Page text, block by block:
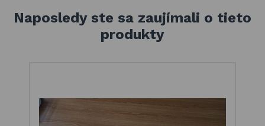
Naposledy ste sa zaujímali o tieto
produkty